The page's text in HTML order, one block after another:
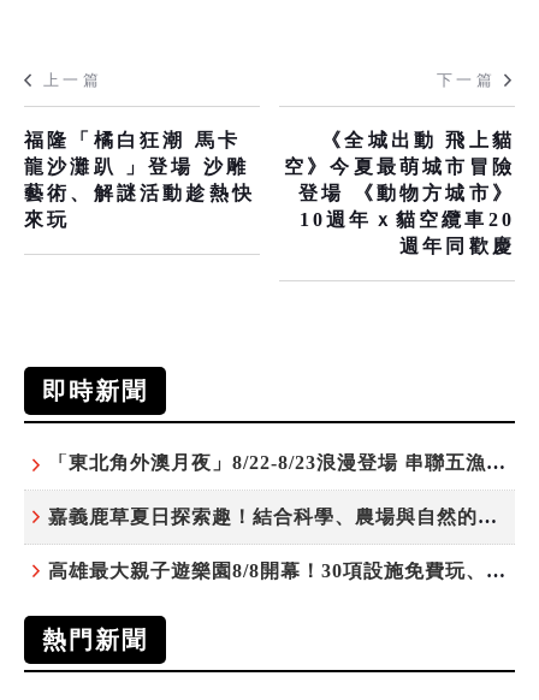
上一篇
福隆「橘白狂潮 馬卡
龍沙灘趴 」登場 沙雕
藝術、解謎活動趁熱快
來玩
下一篇
《全城出動 飛上貓
空》今夏最萌城市冒險
登場 《動物方城市》
10週年ｘ貓空纜車20
週年同歡慶
即時新聞
「東北角外澳月夜」8/22-8/23浪漫登場 串聯五漁村、音樂、市集、火舞與慢旅共度夏夜
嘉義鹿草夏日探索趣！結合科學、農場與自然的親子小旅行
高雄最大親子遊樂園8/8開幕！30項設施免費玩、YOYO家族嗨翻暑假
熱門新聞